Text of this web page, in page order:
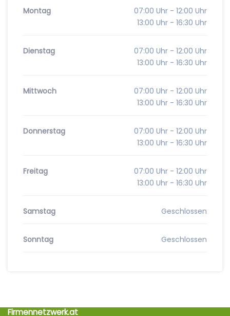
Montag
07:00 Uhr - 12:00 Uhr
13:00 Uhr - 16:30 Uhr
Dienstag
07:00 Uhr - 12:00 Uhr
13:00 Uhr - 16:30 Uhr
Mittwoch
07:00 Uhr - 12:00 Uhr
13:00 Uhr - 16:30 Uhr
Donnerstag
07:00 Uhr - 12:00 Uhr
13:00 Uhr - 16:30 Uhr
Freitag
07:00 Uhr - 12:00 Uhr
13:00 Uhr - 16:30 Uhr
Samstag Geschlossen
Sonntag Geschlossen
Firmennetzwerk.at